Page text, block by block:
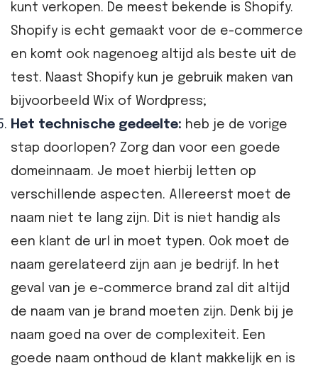
kunt verkopen. De meest bekende is Shopify.
Shopify is echt gemaakt voor de e-commerce
en komt ook nagenoeg altijd als beste uit de
test. Naast Shopify kun je gebruik maken van
bijvoorbeeld Wix of Wordpress;
Het technische gedeelte: heb je de vorige
stap doorlopen? Zorg dan voor een goede
domeinnaam. Je moet hierbij letten op
verschillende aspecten. Allereerst moet de
naam niet te lang zijn. Dit is niet handig als
een klant de url in moet typen. Ook moet de
naam gerelateerd zijn aan je bedrijf. In het
geval van je e-commerce brand zal dit altijd
de naam van je brand moeten zijn. Denk bij je
naam goed na over de complexiteit. Een
goede naam onthoud de klant makkelijk en is